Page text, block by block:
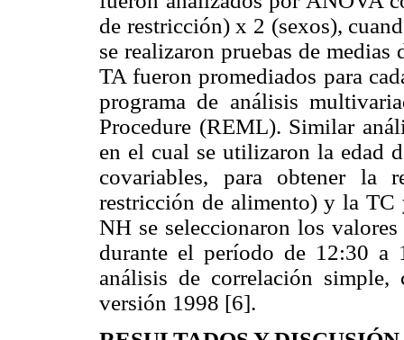
de restricción) x 2 (sexos),
se realizaron pruebas de
TA fueron promediados para
programa de análisis
Procedure (REML). Similar
en el cual se utilizaron la edad
covariables, para obtener la
restricción de alimento) y la
NH se seleccionaron los
durante el período de 12:30 a
análisis de correlación
versión 1998 [6].